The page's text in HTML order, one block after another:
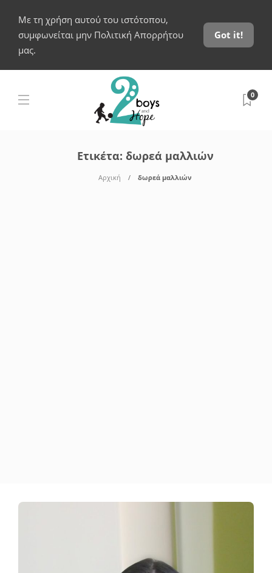
Με τη χρήση αυτού του ιστότοπου,
συμφωνείται μην Πολιτική Απορρήτου
μας.
Got it!
0
Ετικέτα: δωρεά μαλλιών
Αρχική δωρεά μαλλιών